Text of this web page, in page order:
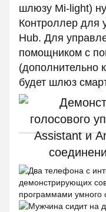
шлюзу Mi-light)
Контроллер для
Hub. Для
помощником с
(дополнительно
будет шлюз